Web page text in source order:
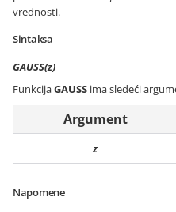
vrednosti.
Sintaksa
GAUSS(z)
FunkcijaGAUSS ima sledeći
Argument
z
Napomene